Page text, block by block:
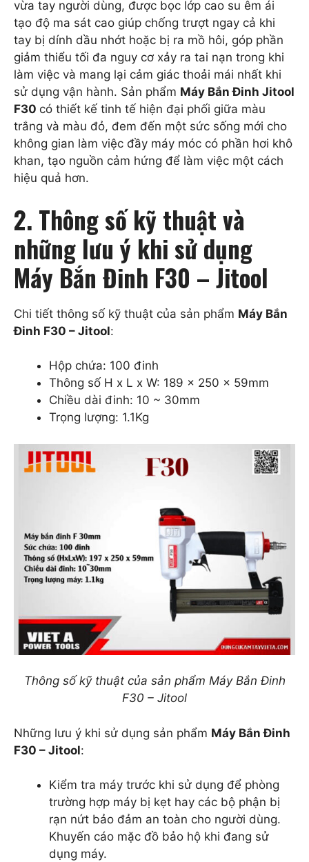
vừa tay người dùng, được bọc lớp cao su êm ái
tạo độ ma sát cao giúp chống trượt ngay cả khi
tay bị dính dầu nhớt hoặc bị ra mồ hôi, góp phần
giảm thiểu tối đa nguy cơ xảy ra tai nạn trong khi
làm việc và mang lại cảm giác thoải mái nhất khi
sử dụng vận hành. Sản phẩm Máy Bắn Đinh Jitool
F30 có thiết kế tinh tế hiện đại phối giữa màu
trắng và màu đỏ, đem đến một sức sống mới cho
không gian làm việc đầy máy móc có phần hơi khô
khan, tạo nguồn cảm hứng để làm việc một cách
hiệu quả hơn.
2. Thông số kỹ thuật và
những lưu ý khi sử dụng
Máy Bắn Đinh F30 – Jitool
Chi tiết thông số kỹ thuật của sản phẩm Máy Bắn
Đinh F30 – Jitool:
Hộp chứa: 100 đinh
Thông số H x L x W: 189 x 250 x 59mm
Chiều dài đinh: 10 ~ 30mm
Trọng lượng: 1.1Kg
Thông số kỹ thuật của sản phẩm Máy Bắn Đinh
F30 – Jitool
Những lưu ý khi sử dụng sản phẩm Máy Bắn Đinh
F30 – Jitool:
Kiểm tra máy trước khi sử dụng để phòng
trường hợp máy bị kẹt hay các bộ phận bị
rạn nứt bảo đảm an toàn cho người dùng.
Khuyến cáo mặc đồ bảo hộ khi đang sử
dụng máy.